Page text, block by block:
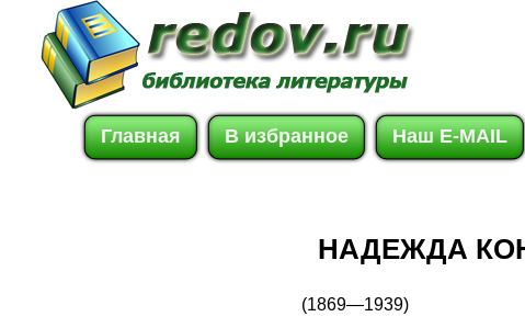
Главная В избранное Наш E-MAIL
НАДЕЖДА
(1869—1939)